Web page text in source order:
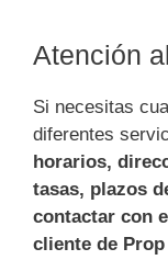
Atención
Si necesitas
diferentes
horarios,
tasas, plazos
contactar con
cliente de Prop